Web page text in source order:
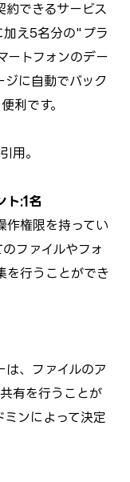
できるサービス
え5名分の"プラ
ートフォンのデー
に自動でバック
利です。
用。
:1名
作権限を持ってい
ファイルやフォ
を行うことができ
は、ファイルのア
有を行うことが
ミンによって決定